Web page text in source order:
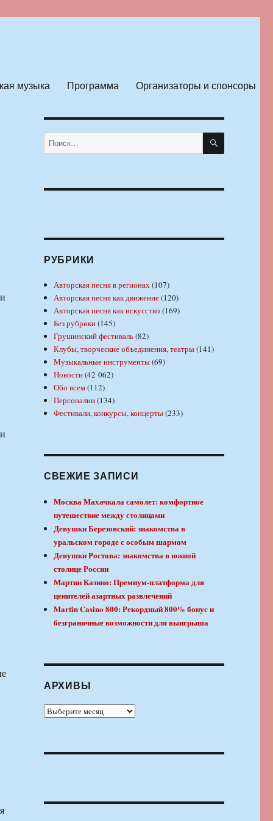
музыка Программа Организаторы и спонсоры
Искать: ПОИСК
РУБРИКИ
Авторская песня в регионах(107)
Авторская песня как движение(120)
Авторская песня как искусство (169)
Без рубрики(145)
Грушинский фестиваль(82)
Клубы, творческие объединения, театры(141)
Музыкальные инструменты(69)
Новости(42 062)
Обо всем(112)
Персоналии(134)
Фестивали, конкурсы, концерты(233)
СВЕЖИЕ ЗАПИСИ
Москва Махачкала самолет: комфортное
путешествие между столицами
Девушки Березовский: знакомства в
уральском городе с особым шармом
Девушки Ростова: знакомства в южной
столице России
Мартин Казино: Премиум-платформа для
ценителей азартных развлечений
Martin Casino 800: Рекордный 800% бонус и
безграничные возможности для выигрыша
АРХИВЫ
Архивы